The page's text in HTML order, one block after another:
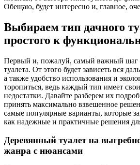
Обещаю, будет интересно и, главное,
Выбираем тип дачного
простого к
Первый и, пожалуй, самый важный шаг
туалета. От этого будет зависеть вся
а также удобство использования и
торопиться, ведь каждый тип имеет
недостатки. Давайте разберем их
принять максимально взвешенное
самые популярные варианты, которые
как надежные и практичные решения
Деревянный туалет на
жанра с нюансами